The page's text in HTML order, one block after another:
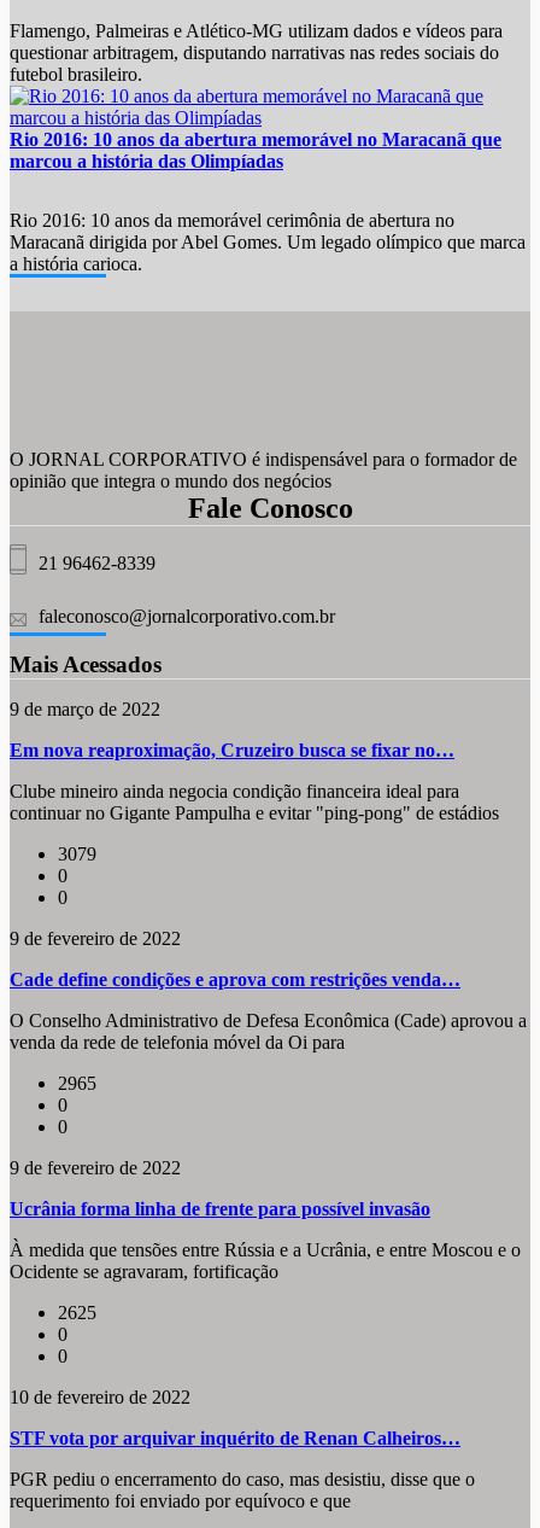
Flamengo, Palmeiras e Atlético-MG utilizam dados e vídeos para
questionar arbitragem, disputando narrativas nas redes sociais do
futebol brasileiro.
Rio 2016: 10 anos da abertura memorável no Maracanã que
marcou a história das Olimpíadas
Rio 2016: 10 anos da memorável cerimônia de abertura no
Maracanã dirigida por Abel Gomes. Um legado olímpico que marca
a história carioca.
O JORNAL CORPORATIVO é indispensável para o formador de
opinião que integra o mundo dos negócios
Fale Conosco
21 96462-8339
faleconosco@jornalcorporativo.com.br
Mais Acessados
9 de março de 2022
Em nova reaproximação, Cruzeiro busca se fixar no…
Clube mineiro ainda negocia condição financeira ideal para
continuar no Gigante Pampulha e evitar "ping-pong" de estádios
3079
0
0
9 de fevereiro de 2022
Cade define condições e aprova com restrições venda…
O Conselho Administrativo de Defesa Econômica (Cade) aprovou a
venda da rede de telefonia móvel da Oi para
2965
0
0
9 de fevereiro de 2022
Ucrânia forma linha de frente para possível invasão
À medida que tensões entre Rússia e a Ucrânia, e entre Moscou e o
Ocidente se agravaram, fortificação
2625
0
0
10 de fevereiro de 2022
STF vota por arquivar inquérito de Renan Calheiros…
PGR pediu o encerramento do caso, mas desistiu, disse que o
requerimento foi enviado por equívoco e que